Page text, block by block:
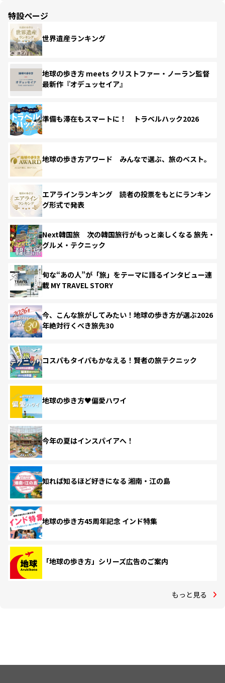
特設ページ
世界遺産ランキング
地球の歩き方 meets クリストファー・ノーラン監督
最新作『オデュッセイア』
準備も滞在もスマートに！ トラベルハック2026
地球の歩き方アワード みんなで選ぶ、旅のベスト。
エアラインランキング 読者の投票をもとにランキン
グ形式で発表
Next韓国旅 次の韓国旅行がもっと楽しくなる 旅先・
グルメ・テクニック
旬な“あの人”が「旅」をテーマに語るインタビュー連
載 MY TRAVEL STORY
今、こんな旅がしてみたい！地球の歩き方が選ぶ2026
年絶対行くべき旅先30
コスパもタイパもかなえる！賢者の旅テクニック
地球の歩き方♥偏愛ハワイ
今年の夏はインスパイアへ！
知れば知るほど好きになる 湘南・江の島
地球の歩き方45周年記念 インド特集
「地球の歩き方」シリーズ広告のご案内
もっと見る